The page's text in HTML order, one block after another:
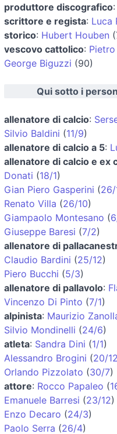
produttore discografico:
scrittore e regista: Luca
storico: Hubert Houben
vescovo cattolico:
George Biguzzi (90)
Qui sotto i
allenatore di calcio:
Silvio Baldini (11/9)
allenatore di calcio a 5:
allenatore di calcio e ex
Donati (18/1)
Gian Piero Gasperini (26/
Renato Villa (26/10)
Giampaolo Montesano (
Giuseppe Baresi (7/2)
allenatore di
Claudio Bardini (25/12)
Piero Bucchi (5/3)
allenatore di pallavolo:
Vincenzo Di Pinto (7/1)
alpinista: Maurizio
Silvio Mondinelli (24/6)
atleta: Sandra Dini (1/1)
Alessandro Brogini (20/12
Orlando Pizzolato (30/7)
attore: Rocco Papaleo (
Emanuele Barresi (23/12)
Enzo Decaro (24/3)
Paolo Serra (26/4)